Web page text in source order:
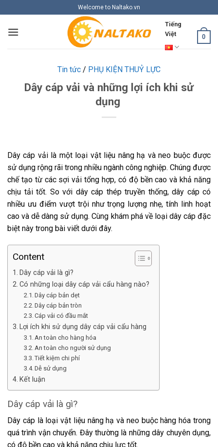
to
content
Welcome to Naltako.vn
Tiếng
Việt
0
Tin tức / PHỤ KIỆN THUỶ LỰC
Dây cáp vải và những lợi ích khi sử
dụng
Dây cáp vải là một loại vật liệu nâng hạ và neo buộc được
sử dụng rộng rãi trong nhiều ngành công nghiệp. Chúng được
chế tạo từ các sợi vải tổng hợp, có độ bền cao và khả năng
chịu tải tốt. So với dây cáp thép truyền thống, dây cáp có
nhiều ưu điểm vượt trội như trọng lượng nhẹ, tính linh hoạt
cao và dễ dàng sử dụng. Cùng khám phá về loại dây cáp đặc
biệt này trong bài viết dưới đây.
Content
Dây cáp vải là gì?
Có những loại dây cáp vải cẩu hàng nào?
Dây cáp bản dẹt
Dây cáp bản tròn
Cáp vải có đầu mắt
Lợi ích khi sử dụng dây cáp vải cẩu hàng
An toàn cho hàng hóa
An toàn cho người sử dụng
Tiết kiệm chi phí
Dễ sử dụng
Kết luận
Dây cáp vải là gì?
Dây cáp là loại vật liệu nâng hạ và neo buộc hàng hóa trong
quá trình vận chuyển. Đây thường là những dây chuyên dụng,
có độ bền cao và khả năng chịu lực tốt.